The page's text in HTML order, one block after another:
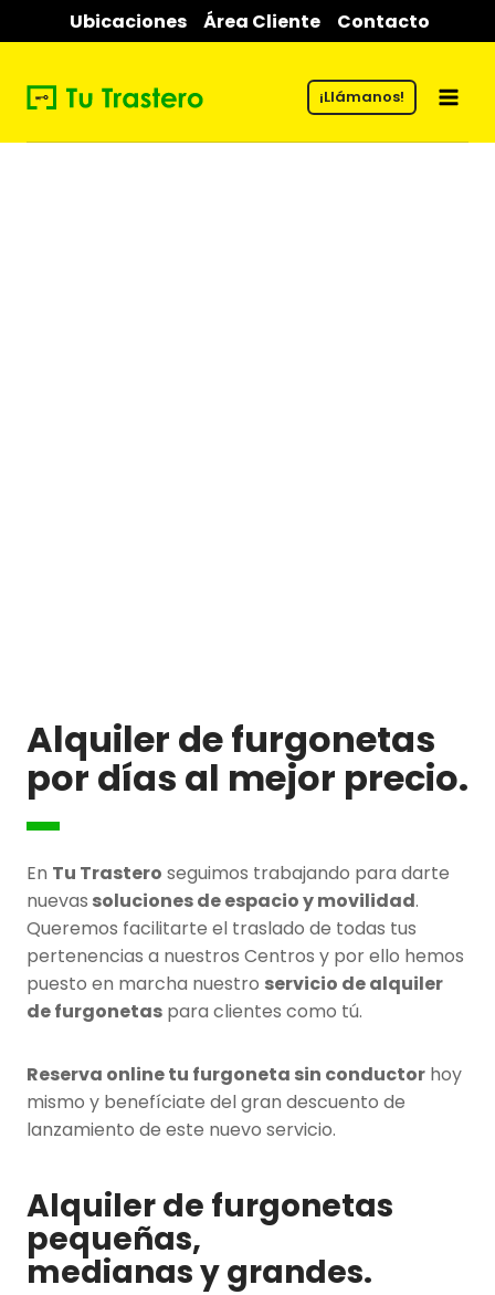
al
Ubicaciones Área Cliente Contacto
¡Llámanos!
Alquiler de furgonetas
por días al mejor precio.
En Tu Trastero seguimos trabajando para darte
nuevas soluciones de espacio y movilidad.
Queremos facilitarte el traslado de todas tus
pertenencias a nuestros Centros y por ello hemos
puesto en marcha nuestro servicio de alquiler
de furgonetas para clientes como tú.
Reserva online tu furgoneta sin conductor hoy
mismo y benefíciate del gran descuento de
lanzamiento de este nuevo servicio.
Alquiler de furgonetas
pequeñas,
medianas y grandes.